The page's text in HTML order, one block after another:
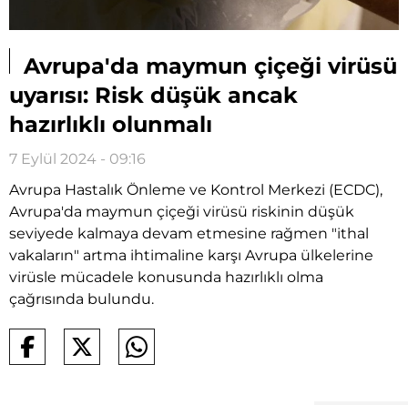
Avrupa'da maymun çiçeği virüsü
uyarısı: Risk düşük ancak
hazırlıklı olunmalı
7 Eylül 2024 - 09:16
Avrupa Hastalık Önleme ve Kontrol Merkezi (ECDC),
Avrupa'da maymun çiçeği virüsü riskinin düşük
seviyede kalmaya devam etmesine rağmen "ithal
vakaların" artma ihtimaline karşı Avrupa ülkelerine
virüsle mücadele konusunda hazırlıklı olma
çağrısında bulundu.